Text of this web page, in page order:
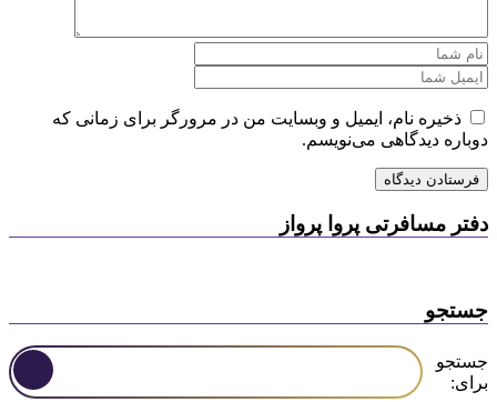
ذخیره نام، ایمیل و وبسایت من در مرورگر برای زمانی که
دوباره دیدگاهی می‌نویسم.
دفتر مسافرتی پروا پرواز
جستجو
جستجو
برای: